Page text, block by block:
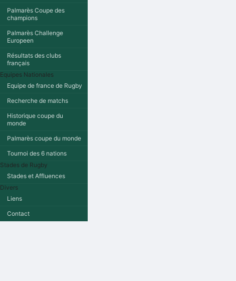
Palmarès Coupe des
champions
Palmarès Challenge
Europeen
Résultats des clubs
français
Equipes Nationales
Equipe de france de Rugby
Recherche de matchs
Historique coupe du
monde
Palmarès coupe du monde
Tournoi des 6 nations
Stades de Rugby
Stades et Affluences
Divers
Liens
Contact